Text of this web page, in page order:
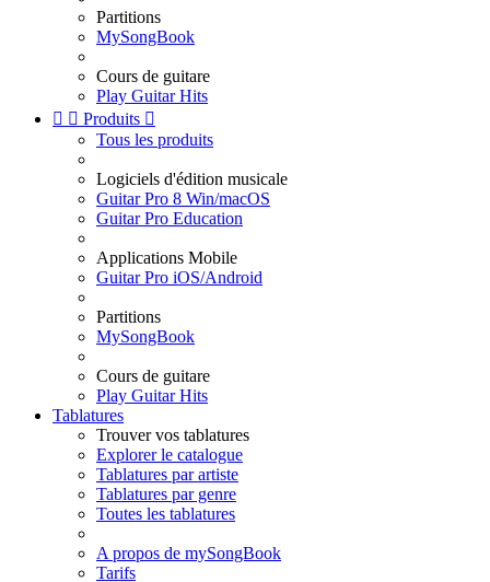
Partitions
MySongBook
Cours de guitare
Play Guitar Hits
  Produits 
Tous les produits
Logiciels d'édition musicale
Guitar Pro 8 Win/macOS
Guitar Pro Education
Applications Mobile
Guitar Pro iOS/Android
Partitions
MySongBook
Cours de guitare
Play Guitar Hits
Tablatures
Trouver vos tablatures
Explorer le catalogue
Tablatures par artiste
Tablatures par genre
Toutes les tablatures
A propos de mySongBook
Tarifs